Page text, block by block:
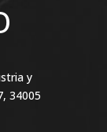
y
34005